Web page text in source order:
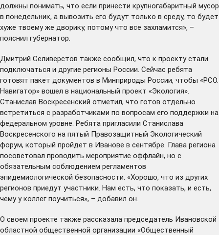
должны понимать, что если принести крупногабаритный мусор
в понедельник, а вывозить его будут только в среду, то будет
хуже твоему же дворику, потому что все захламится», –
пояснил губернатор.
Дмитрий Селиверстов также сообщил, что к проекту стали
подключаться и другие регионы России. Сейчас ребята
готовят пакет документов в Минприроды России, чтобы «РСО.
Навигатор» вошел в национальный проект «Экология».
Станислав Воскресенский отметил, что готов отдельно
встретиться с разработчиками по вопросам его поддержки на
федеральном уровне. Ребята пригласили Станислава
Воскресенского на пятый Правозащитный Экологический
форум, который пройдет в Иванове в сентябре. Глава региона
посоветовал проводить мероприятие оффлайн, но с
обязательным соблюдением регламентов
эпидемиологической безопасности. «Хорошо, что из других
регионов приедут участники. Нам есть, что показать, и есть,
чему у коллег поучиться», – добавил он.
О своем проекте также рассказала председатель Ивановской
областной общественной организации «Общественный